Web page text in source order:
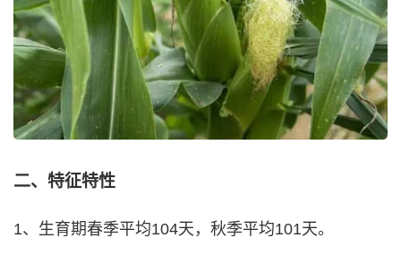
二、特征特性
1、生育期春季平均104天，秋季平均101天。